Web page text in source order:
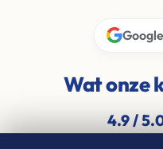
Wat onze
4.9 /